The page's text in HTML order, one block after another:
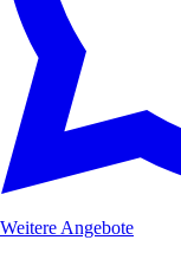
Weitere Angebote